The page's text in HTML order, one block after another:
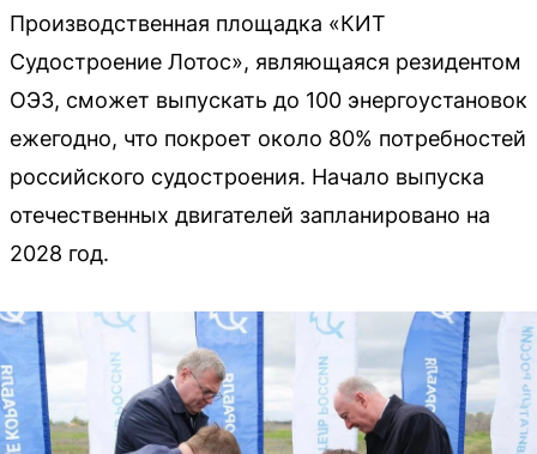
Производственная площадка «КИТ
Судостроение Лотос», являющаяся резидентом
ОЭЗ, сможет выпускать до 100 энергоустановок
ежегодно, что покроет около 80% потребностей
российского судостроения. Начало выпуска
отечественных двигателей запланировано на
2028 год.